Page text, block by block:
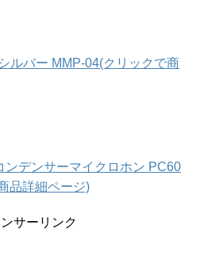
ルバー MMP-04(クリックで商
ンデンサーマイクロホン PC60
品詳細ページ)
サーリンク